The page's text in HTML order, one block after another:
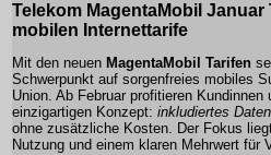
Telekom MagentaMobil
mobilen Internettarife
Mit den neuen MagentaMobil Tarifen
Schwerpunkt auf sorgenfreies mobiles
Union. Ab Februar profitieren
einzigartigen Konzept: inkludiertes
ohne zusätzliche Kosten. Der Fokus
Nutzung und einem klaren Mehrwert für